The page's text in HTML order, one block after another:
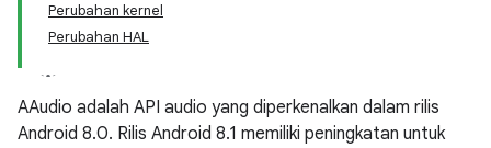
Perubahan kernel
Perubahan HAL
AAudio adalah API audio yang diperkenalkan dalam rilis
Android 8.0. Rilis Android 8.1 memiliki peningkatan untuk